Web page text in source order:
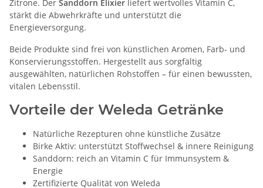
Zitrone. Der Sanddorn Elixier liefert wertvolles Vitamin C,
stärkt die Abwehrkräfte und unterstützt die
Energieversorgung.
Beide Produkte sind frei von künstlichen Aromen, Farb- und
Konservierungsstoffen. Hergestellt aus sorgfältig
ausgewählten, natürlichen Rohstoffen – für einen bewussten,
vitalen Lebensstil.
Vorteile der Weleda Getränke
Natürliche Rezepturen ohne künstliche Zusätze
Birke Aktiv: unterstützt Stoffwechsel & innere Reinigung
Sanddorn: reich an Vitamin C für Immunsystem &
Energie
Zertifizierte Qualität von Weleda